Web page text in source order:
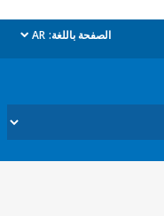
الصفحة باللغة: AR
dropdown